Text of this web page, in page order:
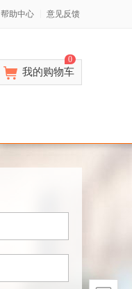
帮助中心 意见反馈
我的购物车
0